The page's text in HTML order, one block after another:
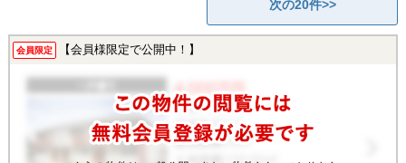
次の20件>>
会員限定 【会員様限定で公開中！】